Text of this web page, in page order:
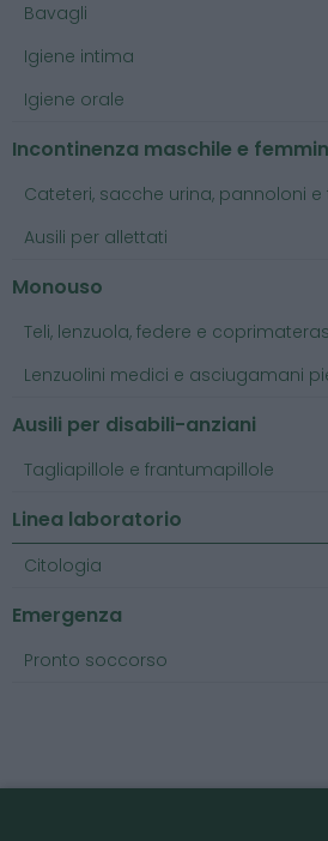
Bavagli
Igiene intima
Igiene orale
Incontinenza maschile e
Cateteri, sacche urina, pannoloni e
Ausili per allettati
Monouso
Teli, lenzuola, federe e
Lenzuolini medici e asciugamani
Ausili per disabili-anziani
Tagliapillole e frantumapillole
Linea laboratorio
Citologia
Emergenza
Pronto soccorso